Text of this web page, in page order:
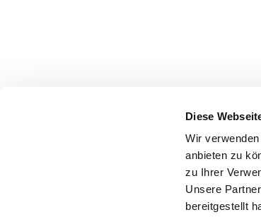
Diese
Wir
anbieten zu
zu Ihrer
Unsere
bereitgestellt